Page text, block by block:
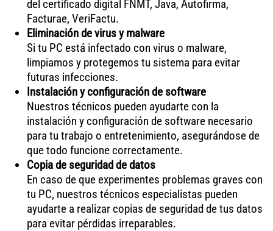
del certificado digital FNMT, Java, Autofirma,
Facturae, VeriFactu.
Eliminación de virus y malware
Si tu PC está infectado con virus o malware,
limpiamos y protegemos tu sistema para evitar
futuras infecciones.
Instalación y configuración de software
Nuestros técnicos pueden ayudarte con la
instalación y configuración de software necesario
para tu trabajo o entretenimiento, asegurándose de
que todo funcione correctamente.
Copia de seguridad de datos
En caso de que experimentes problemas graves con
tu PC, nuestros técnicos especialistas pueden
ayudarte a realizar copias de seguridad de tus datos
para evitar pérdidas irreparables.